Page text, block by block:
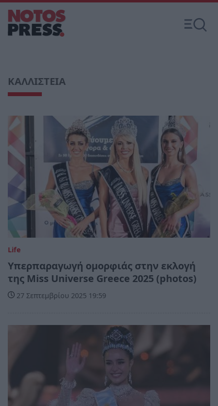
ΚΑΛΛΙΣΤΕΙΑ
Life
Υπερπαραγωγή ομορφιάς στην εκλογή
της Miss Universe Greece 2025 (photos)
27 Σεπτεμβρίου 2025 19:59